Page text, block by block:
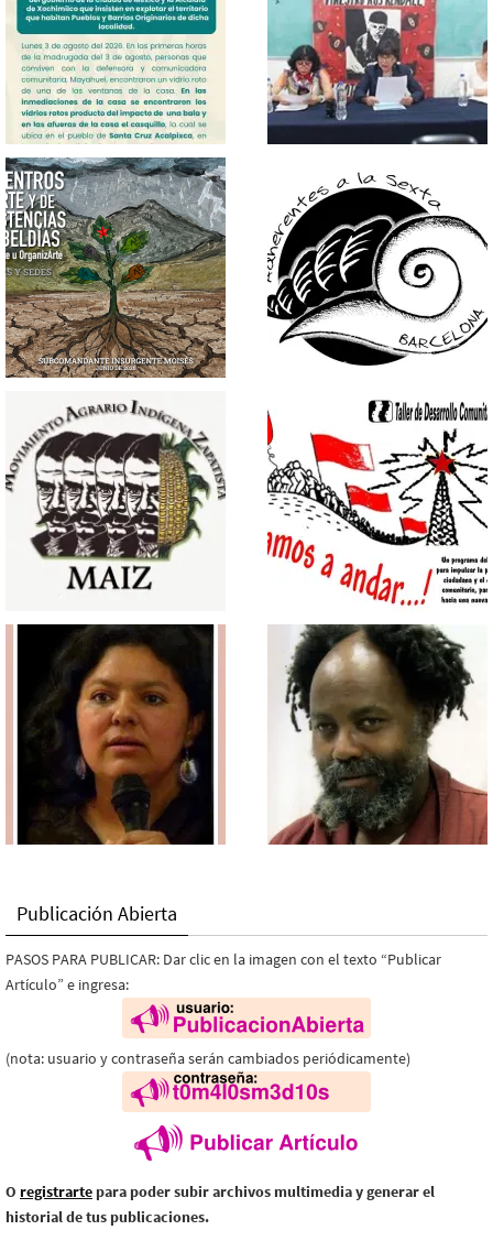
Publicación Abierta
PASOS PARA PUBLICAR: Dar clic en la imagen con el texto “Publicar
Artículo” e ingresa:
(nota: usuario y contraseña serán cambiados periódicamente)
O registrarte para poder subir archivos multimedia y generar el
historial de tus publicaciones.